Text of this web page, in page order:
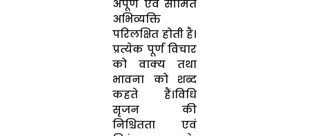
अपूर्ण एवं सीमित
अभिव्यक्ति
परिलक्षित होती है।
प्रत्येक पूर्ण विचार
को वाक्य तथा
भावना को शब्द
कहते हैं।विधि
सृजन की
निश्चितता एवं